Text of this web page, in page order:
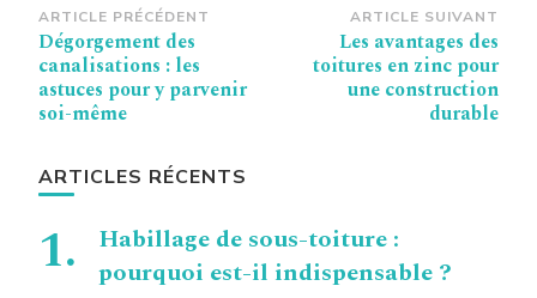
Navigation
d’article
ARTICLE PRÉCÉDENT
Dégorgement des
canalisations : les
astuces pour y parvenir
soi-même
ARTICLE SUIVANT
Les avantages des
toitures en zinc pour
une construction
durable
ARTICLES RÉCENTS
Habillage de sous-toiture :
pourquoi est-il indispensable ?